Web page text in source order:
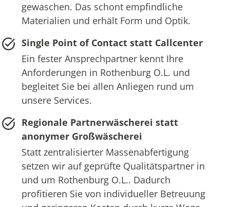
gewaschen. Das schont empfindliche
Materialien und erhält Form und Optik.
Single Point of Contact statt Callcenter
Ein fester Ansprechpartner kennt Ihre
Anforderungen in Rothenburg O.L. und
begleitet Sie bei allen Anliegen rund um
unsere Services.
Regionale Partnerwäscherei statt
anonymer Großwäscherei
Statt zentralisierter Massenabfertigung
setzen wir auf geprüfte Qualitätspartner in
und um Rothenburg O.L.. Dadurch
profitieren Sie von individueller Betreuung